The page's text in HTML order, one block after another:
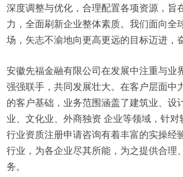
深度调整与优化，合理配置各项资源，旨
力，全面刷新企业整体素质。我们面向全
场，矢志不渝地向更高更远的目标迈进，
安徽先福金融有限公司在发展中注重与业
强强联手，共同发展壮大。在客户层面中
的客户基础，业务范围涵盖了建筑业、设
业、文化业、外商独资 企业等领域，针对
行业资质注册申请咨询有着丰富的实操经
行业，为各企业尽其所能，为之提供合理
务。